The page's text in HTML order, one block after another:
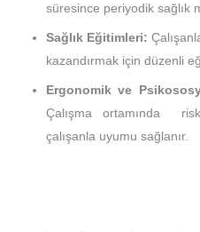
süresince periyodik sağlık
Sağlık Eğitimleri:
kazandırmak için düzenli
Ergonomik ve
Çalışma ortamında
çalışanla uyumu sağlanır.